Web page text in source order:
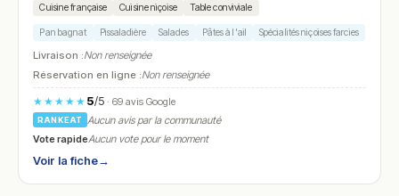
Cuisine française Cuisine niçoise Table conviviale
Pan bagnat Pissaladière Salades Pâtes à l'ail Spécialités niçoises farcies
Livraison :Non renseignée
Réservation en ligne :Non renseignée
★★★★★ 5/5· 69 avis Google
RANKEAT
Aucun avis par la communauté
Vote rapideAucun vote pour le moment
Voir la fiche→